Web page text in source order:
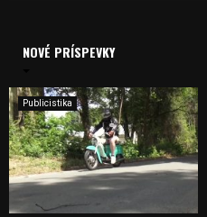
i
e
:
NOVÉ PRÍSPEVKY
Publicistika